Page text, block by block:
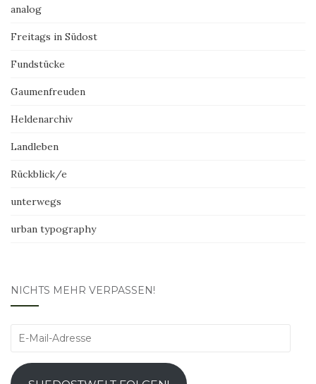
analog
Freitags in Südost
Fundstücke
Gaumenfreuden
Heldenarchiv
Landleben
Rückblick/e
unterwegs
urban typography
NICHTS MEHR VERPASSEN!
E-
Adresse